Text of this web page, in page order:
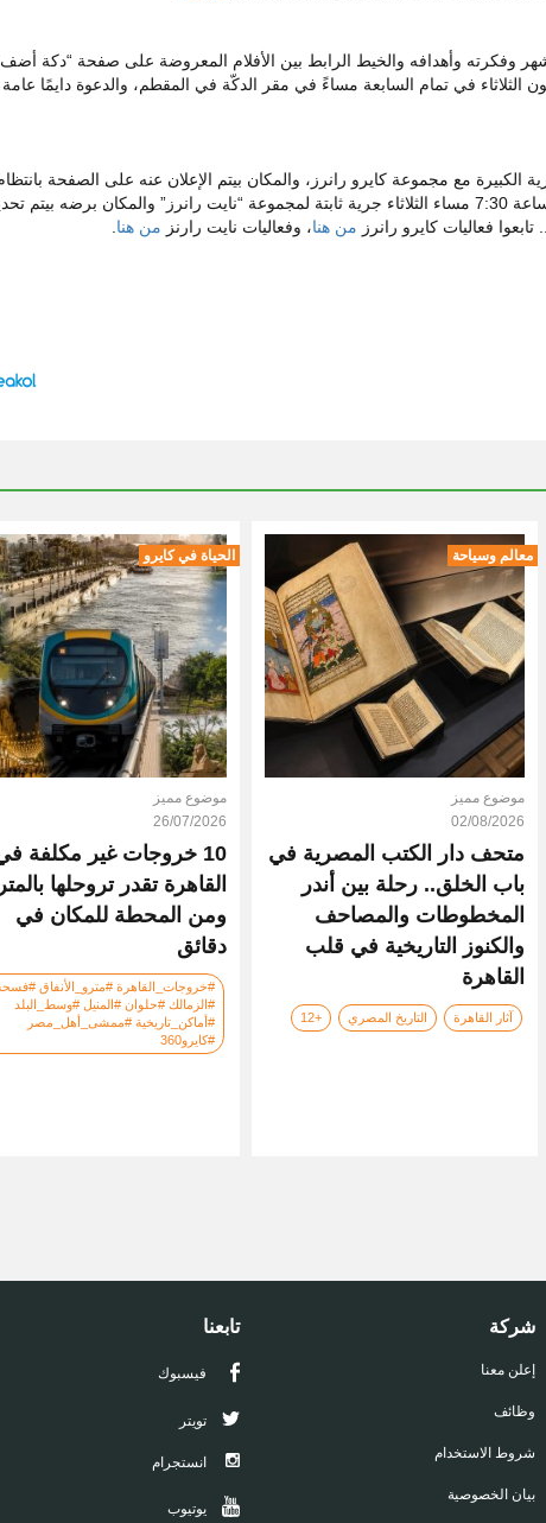
وفكرته وأهدافه والخيط الرابط بين الأفلام المعروضة على صفحة “دكة
الثلاثاء في تمام السابعة مساءً في مقر الدكّة في المقطم، والدعوة دايمًا عامة
الجمعة 7:00 صباحًا الجرية الكبيرة مع مجموعة كايرو رانرز، والمكان بيتم الإعلان عنه على الصفحة
وقبل الفعالية بوقت كافي، وكل أسبوع الساعة 7:30 مساء الثلاثاء جرية ثابتة لمجموعة “نايت رانرز” والمكان برضه بيتم
فعاليات كايرو رانرز من هنا، وفعاليات نايت رارنز من هنا
معالم وسياحة
موضوع مميز
02/08/2026
متحف دار الكتب المصرية في
باب الخلق.. رحلة بين أندر
المخطوطات والمصاحف
والكنوز التاريخية في قلب
القاهرة
آثار القاهرة التاريخ المصري +12
الحياة في كايرو
موضوع مميز
26/07/2026
10 خروجات غير مكلفة
القاهرة تقدر تروحلها
ومن المحطة للمكان في
دقائق
#خروجات_القاهرة #مترو_الأنفاق
#الزمالك #حلوان #المنيل #وسط_البلد
#أماكن_تاريخية #ممشى_أهل_مصر
#كايرو360
شركة
إعلن معنا
وظائف
شروط الاستخدام
بيان الخصوصية
تابعنا
فيسبوك
تويتر
انستجرام
يوتيوب